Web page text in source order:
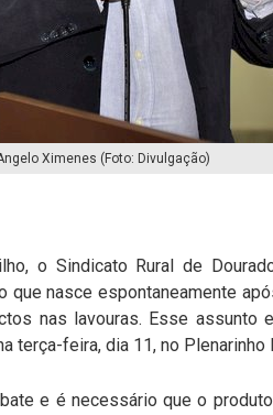
Ximenes (Foto: Divulgação)
o Sindicato Rural de
que nasce espontaneamente
nas lavouras. Esse assunto
terça-feira, dia 11, no Plenarinho
e é necessário que o